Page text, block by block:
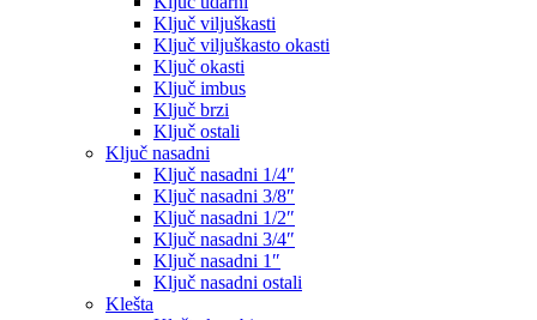
Ključ viljuškasti
Ključ viljuškasto okasti
Ključ okasti
Ključ imbus
Ključ brzi
Ključ ostali
Ključ nasadni
Ključ nasadni 1/4″
Ključ nasadni 3/8″
Ključ nasadni 1/2″
Ključ nasadni 3/4″
Ključ nasadni 1″
Ključ nasadni ostali
Klešta